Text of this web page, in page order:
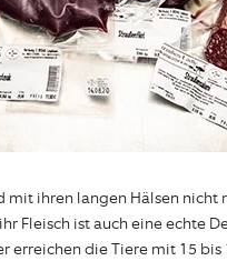
mit ihren langen Hälsen nicht
Fleisch ist auch eine echte
erreichen die Tiere mit 15 bis